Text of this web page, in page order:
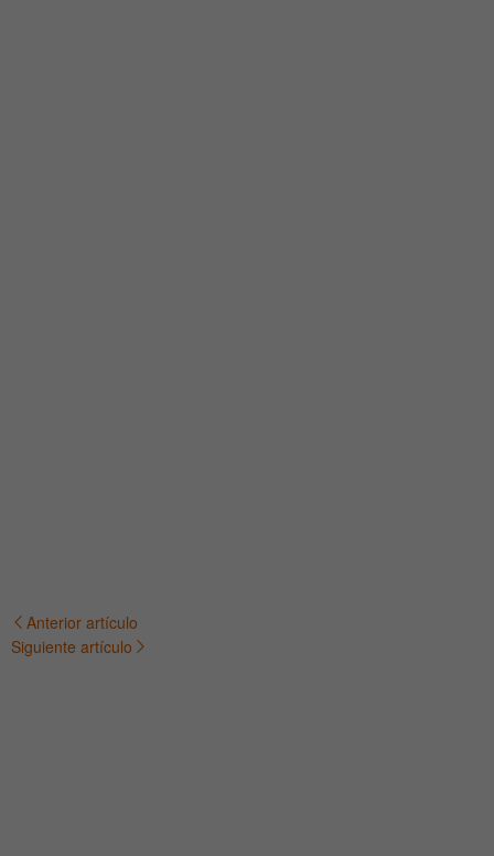
Navegación
Anterior artículo
Siguiente artículo